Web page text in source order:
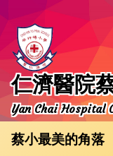
仁濟醫院
Yan Chai Hospital
蔡小最美的角落